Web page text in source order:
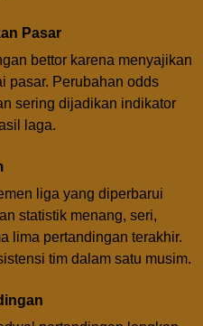
Pasar
bettor karena menyajikan
pasar. Perubahan odds
sering dijadikan indikator
laga.
liga yang diperbarui
statistik menang, seri,
lima pertandingan terakhir.
tim dalam satu musim.